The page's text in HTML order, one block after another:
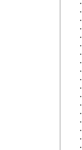
・
・
・
・
・
・
・
・
・
・
・
・
・
・
・
・
・
・